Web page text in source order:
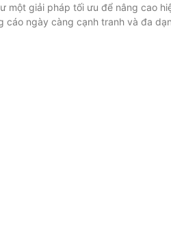
một giải pháp tối ưu để nâng cao
cáo ngày càng cạnh tranh và đa